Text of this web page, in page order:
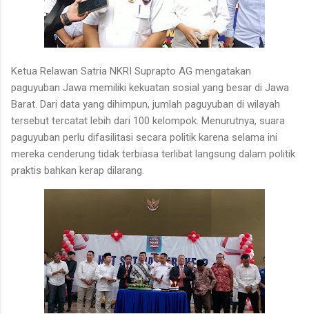
Ketua Relawan Satria NKRI Suprapto AG mengatakan
paguyuban Jawa memiliki kekuatan sosial yang besar di Jawa
Barat. Dari data yang dihimpun, jumlah paguyuban di wilayah
tersebut tercatat lebih dari 100 kelompok. Menurutnya, suara
paguyuban perlu difasilitasi secara politik karena selama ini
mereka cenderung tidak terbiasa terlibat langsung dalam politik
praktis bahkan kerap dilarang.